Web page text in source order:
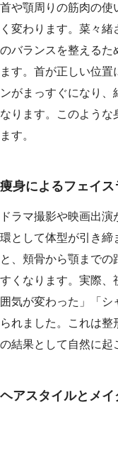
首や顎周りの筋肉の使
く変わります。菜々
のバランスを整えるた
ます。首が正しい位
ンがまっすぐになり、
なります。このような
ます。
痩身によるフェイ
ドラマ撮影や映画出
環として体型が引き締
と、頬骨から顎まで
すくなります。実際、
囲気が変わった」「
られました。これは
の結果として自然に起
ヘアスタイルとメイ